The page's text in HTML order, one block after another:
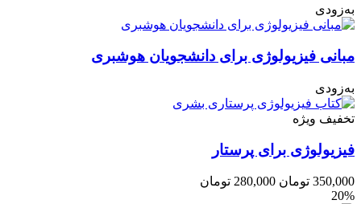
به‌زودی
مبانی فیزیولوژی برای دانشجویان هوشبری
به‌زودی
تخفیف ویژه
فیزیولوژی برای پرستار
350,000 تومان 280,000 تومان
20%